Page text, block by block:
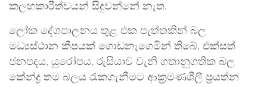
කලහකාරීත්වයන් සිදුවන්නේ නැත.
ලෝක දේශපාලනය තුළ එක පැත්තකින් බල
මධ්‍යස්ථාන කීපයක් ගොඩනැගෙමින් තිබේ. එක්සත්
ජනපදය, යුරෝපය, රුසියාව වැනි ගතානුගතික බල
කේන්ද්‍ර තම බලය රැකගැනීමට ආක්‍රමණශීලී ප්‍රයත්න